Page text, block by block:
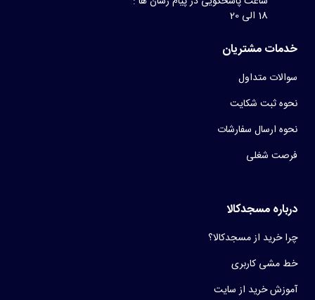
18 الی 20
خدمات مشتریان
سوالات متداول
نحوه ثبت شکایت
نحوه ارسال سفارشات
فرصت شغلی
درباره مسجدکالا
چرا خرید از مسجدکالا؟
خط مشی کاربری
آموزش خرید از سایت